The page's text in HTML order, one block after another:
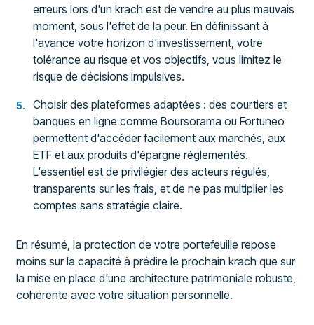
erreurs lors d'un krach est de vendre au plus mauvais
moment, sous l'effet de la peur. En définissant à
l'avance votre horizon d'investissement, votre
tolérance au risque et vos objectifs, vous limitez le
risque de décisions impulsives.
Choisir des plateformes adaptées : des courtiers et
banques en ligne comme Boursorama ou Fortuneo
permettent d'accéder facilement aux marchés, aux
ETF et aux produits d'épargne réglementés.
L'essentiel est de privilégier des acteurs régulés,
transparents sur les frais, et de ne pas multiplier les
comptes sans stratégie claire.
En résumé, la protection de votre portefeuille repose
moins sur la capacité à prédire le prochain krach que sur
la mise en place d'une architecture patrimoniale robuste,
cohérente avec votre situation personnelle.